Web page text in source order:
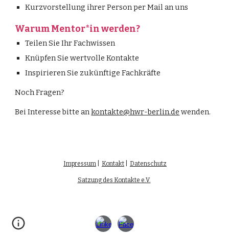
Kurzvorstellung ihrer Person per Mail an uns
Warum Mentor*in werden?
Teilen Sie Ihr Fachwissen
Knüpfen Sie wertvolle Kontakte
Inspirieren Sie zukünftige Fachkräfte
Noch Fragen?
Bei Interesse bitte ankontakte@hwr-berlin.de wenden.
Impressum Kontakt Datenschutz
Satzung des Kontakte e.V.